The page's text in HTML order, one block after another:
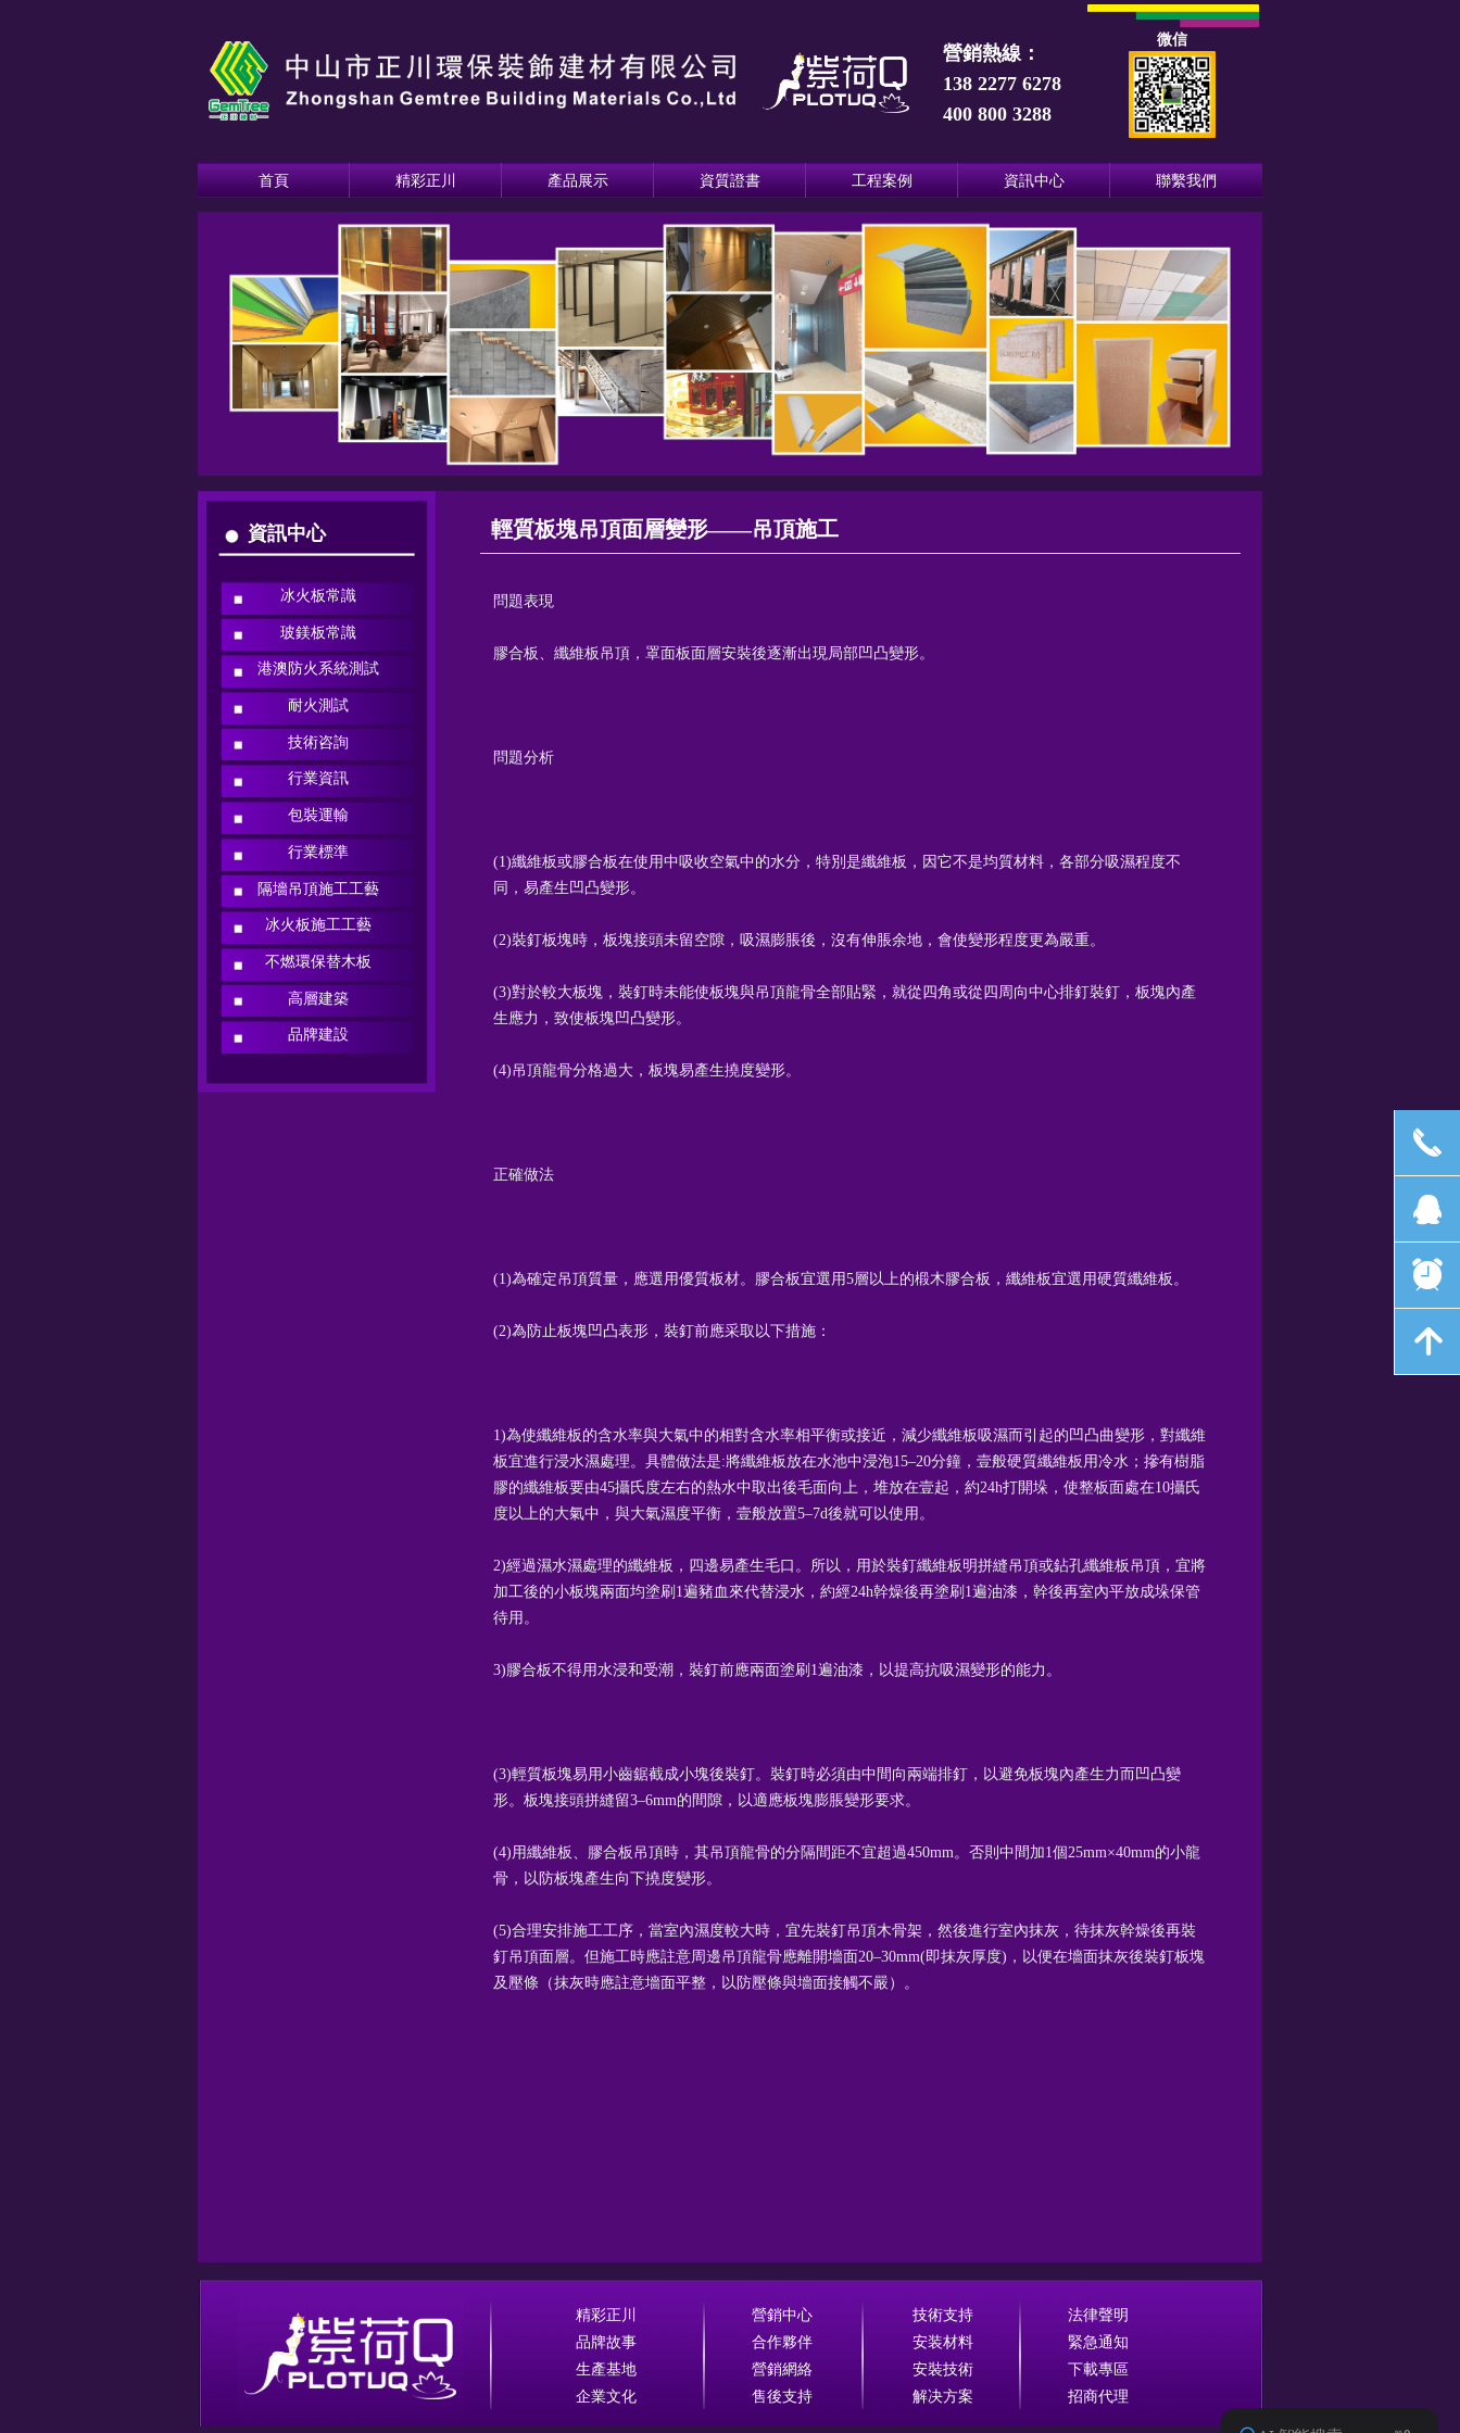
營銷熱線：
138 2277 6278
400 800 3288
微信
首頁 精彩正川 產品展示 資質證書 工程案例 資訊中心 聯繫我們
資訊中心
冰火板常識
玻鎂板常識
港澳防火系統測試
耐火測試
技術咨詢
行業資訊
包裝運輸
行業標準
隔墻吊頂施工工藝
冰火板施工工藝
不燃環保替木板
高層建築
品牌建設
輕質板塊吊頂面層變形——吊頂施工
問題表現
膠合板、纖維板吊頂，罩面板面層安裝後逐漸出現局部凹凸變形。
問題分析
(1)纖維板或膠合板在使用中吸收空氣中的水分，特別是纖維板，因它不是均質材料，各部分吸濕程度不
同，易產生凹凸變形。
(2)裝釘板塊時，板塊接頭未留空隙，吸濕膨脹後，沒有伸脹余地，會使變形程度更為嚴重。
(3)對於較大板塊，裝釘時未能使板塊與吊頂龍骨全部貼緊，就從四角或從四周向中心排釘裝釘，板塊內產
生應力，致使板塊凹凸變形。
(4)吊頂龍骨分格過大，板塊易產生撓度變形。
正確做法
(1)為確定吊頂質量，應選用優質板材。膠合板宜選用5層以上的椴木膠合板，纖維板宜選用硬質纖維板。
(2)為防止板塊凹凸表形，裝釘前應采取以下措施：
1)為使纖維板的含水率與大氣中的相對含水率相平衡或接近，減少纖維板吸濕而引起的凹凸曲變形，對纖維
板宜進行浸水濕處理。具體做法是:將纖維板放在水池中浸泡15–20分鐘，壹般硬質纖維板用冷水；摻有樹脂
膠的纖維板要由45攝氏度左右的熱水中取出後毛面向上，堆放在壹起，約24h打開垛，使整板面處在10攝氏
度以上的大氣中，與大氣濕度平衡，壹般放置5–7d後就可以使用。
2)經過濕水濕處理的纖維板，四邊易產生毛口。所以，用於裝釘纖維板明拼縫吊頂或鉆孔纖維板吊頂，宜將
加工後的小板塊兩面均塗刷1遍豬血來代替浸水，約經24h幹燥後再塗刷1遍油漆，幹後再室內平放成垛保管
待用。
3)膠合板不得用水浸和受潮，裝釘前應兩面塗刷1遍油漆，以提高抗吸濕變形的能力。
(3)輕質板塊易用小齒鋸截成小塊後裝釘。裝釘時必須由中間向兩端排釘，以避免板塊內產生力而凹凸變
形。板塊接頭拼縫留3–6mm的間隙，以適應板塊膨脹變形要求。
(4)用纖維板、膠合板吊頂時，其吊頂龍骨的分隔間距不宜超過450mm。否則中間加1個25mm×40mm的小龍
骨，以防板塊產生向下撓度變形。
(5)合理安排施工工序，當室內濕度較大時，宜先裝釘吊頂木骨架，然後進行室內抹灰，待抹灰幹燥後再裝
釘吊頂面層。但施工時應註意周邊吊頂龍骨應離開墻面20–30mm(即抹灰厚度)，以便在墻面抹灰後裝釘板塊
及壓條（抹灰時應註意墻面平整，以防壓條與墻面接觸不嚴）。
精彩正川
品牌故事
生產基地
企業文化
營銷中心
合作夥伴
營銷網絡
售後支持
技術支持
安装材料
安裝技術
解决方案
法律聲明
緊急通知
下載專區
招商代理
끅
뀩
뀥
녕